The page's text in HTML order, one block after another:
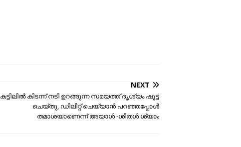
NEXT
കട്ടിലിൽ കിടന്ന് നടി ഉറങ്ങുന്ന സമയത്ത് ദൃശ്യം ഷൂട്ട്‌
ചെയ്തു, ഡിലീറ്റ് ചെയ്യാൻ പറഞ്ഞപ്പോൾ
തമാശയാണെന്ന് അയാള്‍ -ശീതൾ ശ്യാം